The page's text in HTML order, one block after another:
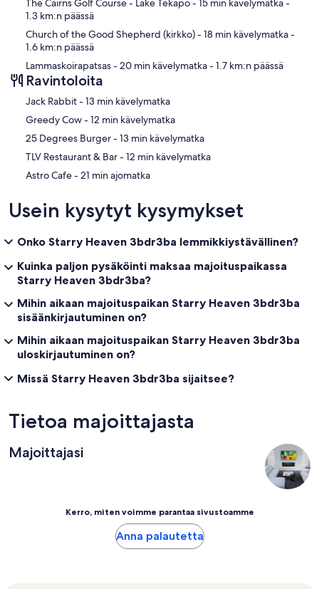
The Cairns Golf Course - Lake Tekapo- 15 min kävelymatka-
1.3 km:n päässä
Church of the Good Shepherd (kirkko)- 18 min kävelymatka-
1.6 km:n päässä
Lammaskoirapatsas- 20 min kävelymatka- 1.7 km:n päässä
Ravintoloita
‪Jack Rabbit - ‬13 min kävelymatka
‪Greedy Cow - ‬12 min kävelymatka
‪25 Degrees Burger - ‬13 min kävelymatka
‪TLV Restaurant & Bar - ‬12 min kävelymatka
‪Astro Cafe - ‬21 min ajomatka
Usein kysytyt kysymykset
Onko Starry Heaven 3bdr3ba lemmikkiystävällinen?
Kuinka paljon pysäköinti maksaa majoituspaikassa
Starry Heaven 3bdr3ba?
Mihin aikaan majoituspaikan Starry Heaven 3bdr3ba
sisäänkirjautuminen on?
Mihin aikaan majoituspaikan Starry Heaven 3bdr3ba
uloskirjautuminen on?
Missä Starry Heaven 3bdr3ba sijaitsee?
Tietoa majoittajasta
Majoittajasi
Kerro, miten voimme parantaa sivustoamme
Anna palautetta